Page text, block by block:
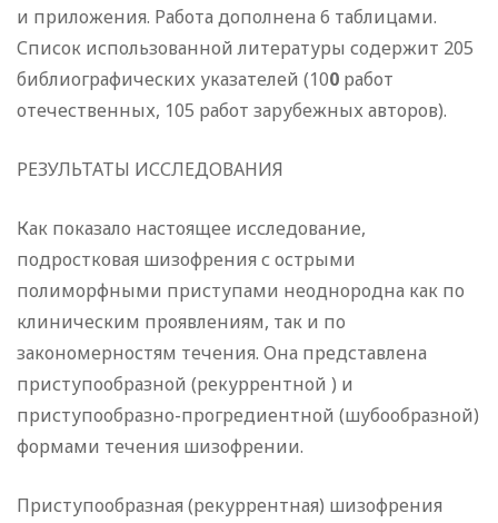
и приложения. Работа дополнена 6 таблицами.
Список использованной литературы содержит 205
библиографических указателей (100 работ
отечественных, 105 работ зарубежных авторов).
РЕЗУЛЬТАТЫ ИССЛЕДОВАНИЯ
Как показало настоящее исследование,
подростковая ши­зофрения с острыми
полиморфными приступами неоднородна как по
клиническим проявлениям, так и по
закономерностям течения. Она представлена
приступообразной (рекуррентной ) и
приступообразно-прогредиентной (шубообразной)
формами течения шизофрении.
Приступообразная (рекуррентная) шизофре­ния